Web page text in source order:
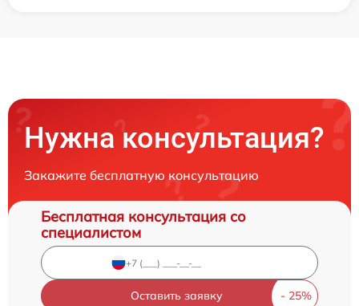
Нужна консультация?
Закажите бесплатную консультацию
Бесплатная консультация со
специалистом
Оставить заявку